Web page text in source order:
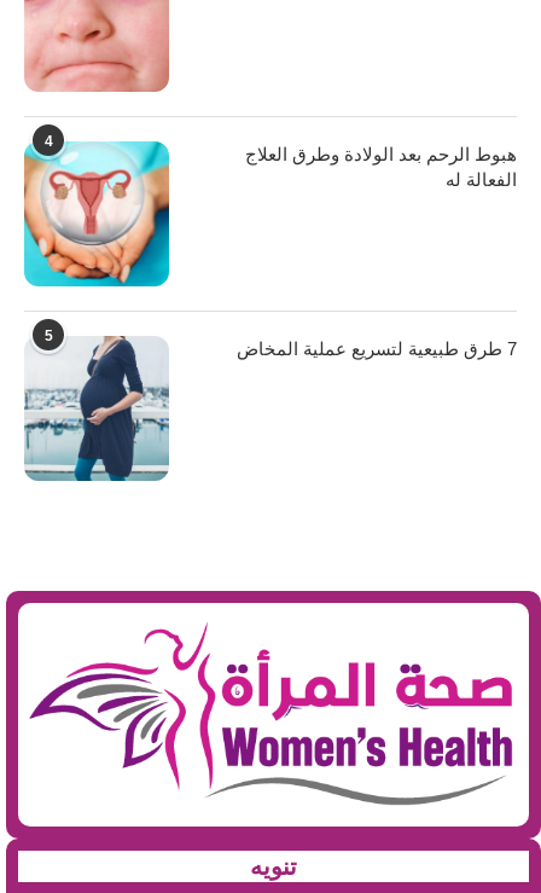
4
هبوط الرحم بعد الولادة وطرق العلاج
الفعالة له
5
7 طرق طبيعية لتسريع عملية المخاض
تنويه